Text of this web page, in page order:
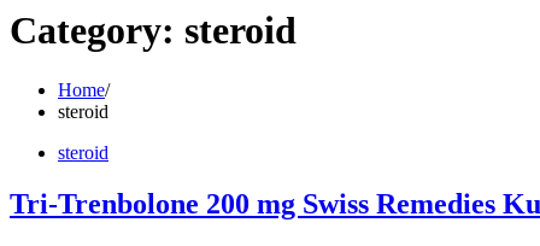
Category: steroid
Home
steroid
steroid
Tri-Trenbolone 200 mg Swiss Remedies